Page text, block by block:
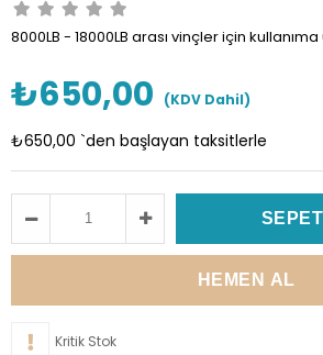
8000LB - 18000LB arası vinçler için
₺650,00 (KDV Dahil)
₺650,00 `den başlayan taksitlerle
Kritik Stok